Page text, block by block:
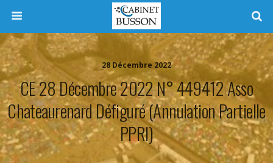
28 Décembre 2022
CE 28 Décembre 2022 N° 449412 Asso
Chateaurenard Défiguré (annulation Partielle
PPRI)